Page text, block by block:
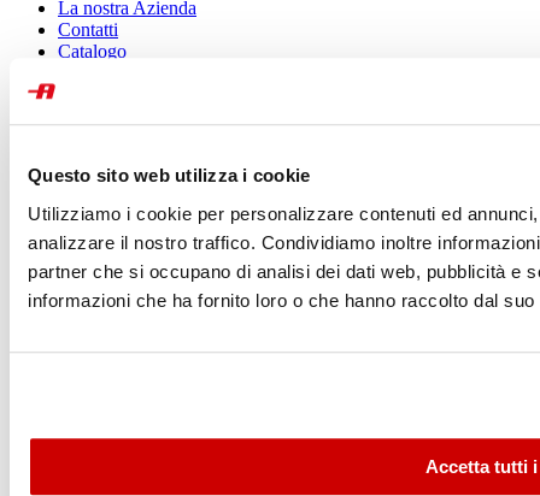
Questo sito web utilizza i cookie
Utilizziamo i cookie per personalizzare contenuti ed
analizzare il nostro traffico. Condividiamo inoltre
partner che si occupano di analisi dei dati web, pubblicità e
informazioni che ha fornito loro o che hanno raccolto dal
Accetta tutti
La nostra Azienda
Contatti
Catalogo
ISCRIVITI E RISPARMIA
Iscriviti alla nostra newsletter e ricevi subito il tuo codice sconto!
Ottieni lo sconto